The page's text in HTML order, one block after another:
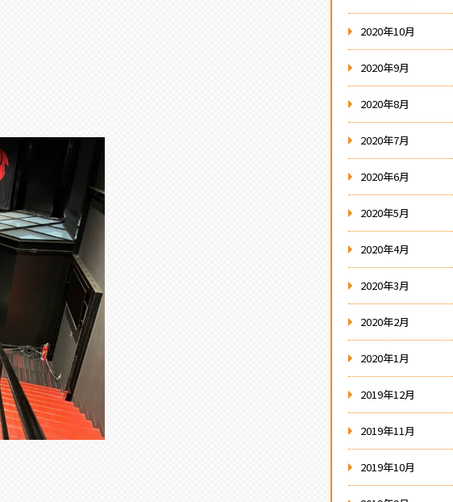
2020年10月
2020年9月
2020年8月
2020年7月
2020年6月
2020年5月
2020年4月
2020年3月
2020年2月
2020年1月
2019年12月
2019年11月
2019年10月